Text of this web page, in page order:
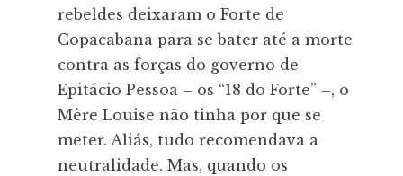
rebeldes deixaram o Forte de
Copacabana para se bater até a morte
contra as forças do governo de
Epitácio Pessoa – os “18 do Forte” –, o
Mère Louise não tinha por que se
meter. Aliás, tudo recomendava a
neutralidade. Mas, quando os